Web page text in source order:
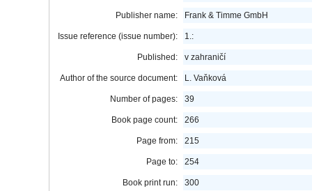
Publisher name: Frank & Timme GmbH
Issue reference (issue number): 1.:
Published: v zahraničí
Author of the source document: L. Vaňková
Number of pages: 39
Book page count: 266
Page from: 215
Page to: 254
Book print run: 300